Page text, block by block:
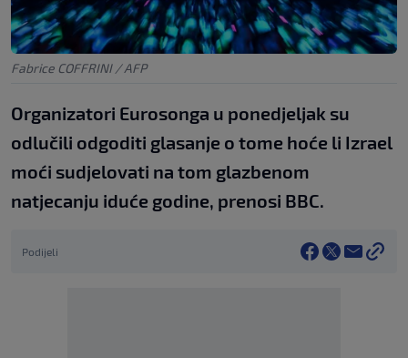
Fabrice COFFRINI / AFP
Organizatori Eurosonga u ponedjeljak su
odlučili odgoditi glasanje o tome hoće li Izrael
moći sudjelovati na tom glazbenom
natjecanju iduće godine, prenosi BBC.
Podijeli